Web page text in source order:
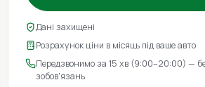
Дані захищені
Розрахунок ціни в місяць під ваше авто
Передзвонимо за 15 хв (9:00–20:00) —
зобов'язань